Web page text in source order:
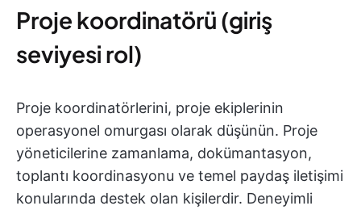
Proje koordinatörü (giriş
seviyesi rol)
Proje koordinatörlerini, proje ekiplerinin
operasyonel omurgası olarak düşünün. Proje
yöneticilerine zamanlama, dokümantasyon,
toplantı koordinasyonu ve temel paydaş iletişimi
konularında destek olan kişilerdir. Deneyimli